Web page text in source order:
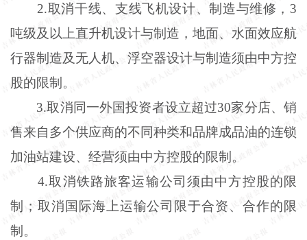
2.取消干线、支线飞机设计、制造与维修， 3
吨级及以上直升机设计与制造，地面、水面效应航
行器制造及无人机、浮空器设计与制造须由中方控
股的限制。
3.取消同一外国投资者设立超过30家分店、销
售来自多个供应商的不同种类和品牌成品油的连锁
加油站建设、经营须由中方控股的限制。
4.取消铁路旅客运输公司须由中方控股的限
制；取消国际海上运输公司限于合资、合作的限
制。